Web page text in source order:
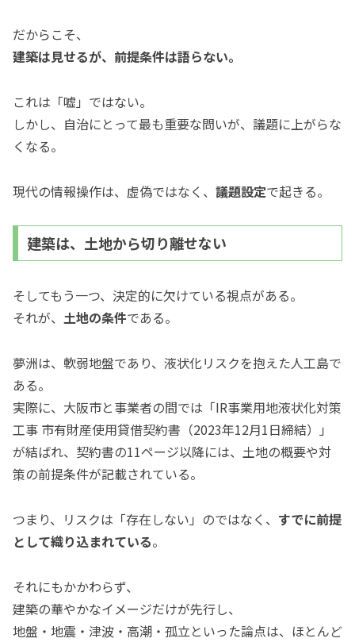
だからこそ、
建築は見せるが、前提条件は語らない。
これは「嘘」ではない。
しかし、自治にとって最も重要な問いが、議題に上がらな
くなる。
現代の情報操作は、虚偽ではなく、 議題設定で起きる。
建築は、土地から切り離せない
そしてもう一つ、決定的に欠けている視点がある。
それが、 土地の条件である。
夢洲は、軟弱地盤であり、液状化リスクを抱えた人工島で
ある。
実際に、大阪市と事業者の間では「IR事業用地液状化対策
工事 市有財産使用貸借契約書（2023年12月1日締結）」
が結ばれ、契約書の11ページ以降には、土地の概要や対
策の前提条件が記載されている。
つまり、リスクは「存在しない」のではなく、 すでに前提
として織り込まれている。
それにもかかわらず、
建築の華やかなイメージだけが先行し、
地盤・地震・津波・高潮・孤立といった論点は、ほとんど